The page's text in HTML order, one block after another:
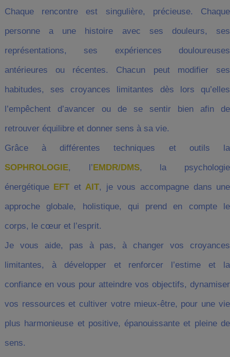
Chaque rencontre est singulière, précieuse. Chaque
personne a une histoire avec ses douleurs, ses
représentations, ses expériences douloureuses
antérieures ou récentes. Chacun peut modifier ses
habitudes, ses croyances limitantes dès lors qu’elles
l’empêchent d’avancer ou de se sentir bien afin de
retrouver équilibre et donner sens à sa vie.
Grâce à différentes techniques et outils la
SOPHROLOGIE, l’ EMDR/DMS, la psychologie
énergétique EFT etAIT, je vous accompagne dans une
approche globale, holistique, qui prend en compte le
corps, le cœur et l’esprit.
Je vous aide, pas à pas, à changer vos croyances
limitantes, à développer et renforcer l’estime et la
confiance en vous pour atteindre vos objectifs, dynamiser
vos ressources et cultiver votre mieux-être, pour une vie
plus harmonieuse et positive, épanouissante et pleine de
sens.